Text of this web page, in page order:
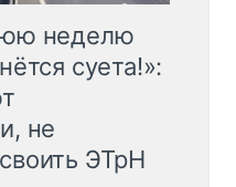
неделю
суета!»:
не
ЭТрН